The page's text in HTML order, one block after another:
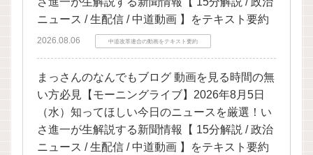
ニュース / 生配信 / 中道動画 】をテキスト要約
2026.08.06 中道改革連合の動画をテキスト要約
まっさんのなんでもブログ 動画を見る時間の無
い方必見【モーニングライブ】2026年8月5日
（水）知ってほしい今日のニュースを厳選！い
さ進一が生解説する新聞情報【 15分解説 / 政治
ニュース / 生配信 / 中道動画 】をテキスト要約